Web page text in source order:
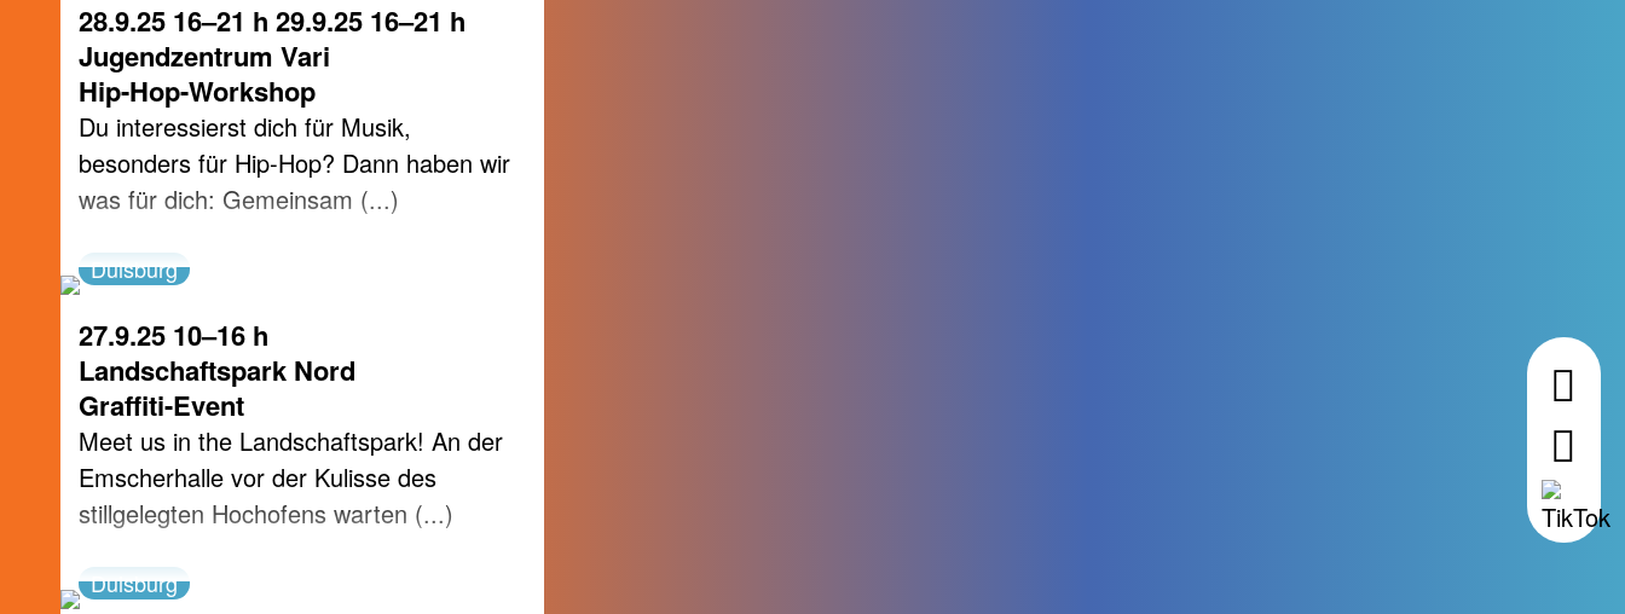
28.9.25 16–21 h 29.9.25 16–21 h
Jugendzentrum Vari
Hip-Hop-Workshop
Du interessierst dich für Musik,
besonders für Hip-Hop? Dann haben wir
was für dich: Gemeinsam (...)
Duisburg
27.9.25 10–16 h
Landschaftspark Nord
Graffiti-Event
Meet us in the Landschaftspark! An der
Emscherhalle vor der Kulisse des
stillgelegten Hochofens warten (...)
Duisburg